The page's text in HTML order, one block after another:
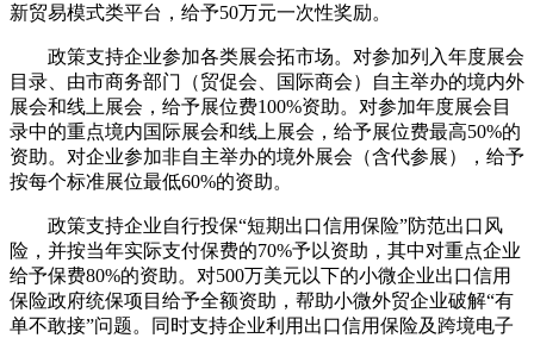
新贸易模式类平台，给予50万元一次性奖励。
政策支持企业参加各类展会拓市场。对参加列入年度展会
目录、由市商务部门（贸促会、国际商会）自主举办的境内外
展会和线上展会，给予展位费100%资助。对参加年度展会目
录中的重点境内国际展会和线上展会，给予展位费最高50%的
资助。对企业参加非自主举办的境外展会（含代参展），给予
按每个标准展位最低60%的资助。
政策支持企业自行投保“短期出口信用保险”防范出口风
险，并按当年实际支付保费的70%予以资助，其中对重点企业
给予保费80%的资助。对500万美元以下的小微企业出口信用
保险政府统保项目给予全额资助，帮助小微外贸企业破解“有
单不敢接”问题。同时支持企业利用出口信用保险及跨境电子